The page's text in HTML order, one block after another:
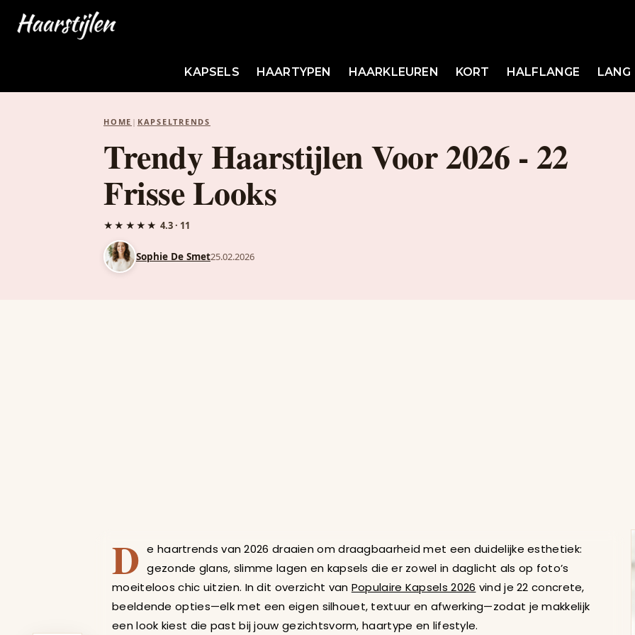
KAPSELS HAARTYPEN HAARKLEUREN KORT HALFLANGE LANG
HOME | KAPSELTRENDS
Trendy Haarstijlen Voor 2026 - 22
Frisse Looks
★★★★★ 4.3 · 11
Sophie De Smet25.02.2026
Trendy Haarstijlen Voor 2026 - 22
D e haartrends van 2026 draaien om draagbaarheid met een duidelijke esthetiek:
gezonde glans, slimme lagen en kapsels die er zowel in daglicht als op foto’s
moeiteloos chic uitzien. In dit overzicht van Populaire Kapsels 2026 vind je 22 concrete,
beeldende opties—elk met een eigen silhouet, textuur en afwerking—zodat je makkelijk
een look kiest die past bij jouw gezichtsvorm, haartype en lifestyle.